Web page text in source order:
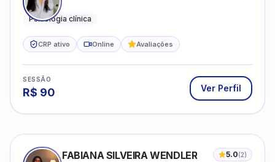
adolescentes e adultos.
Psicologia clínica
CRP ativo Online Avaliações
SESSÃO
R$ 90 Ver Perfil
FABIANA SILVEIRA WENDLER 5.0(2)